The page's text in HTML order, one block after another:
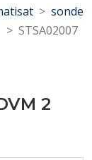
sonde
STSA02007
2